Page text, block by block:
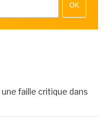
OK
faille critique dans